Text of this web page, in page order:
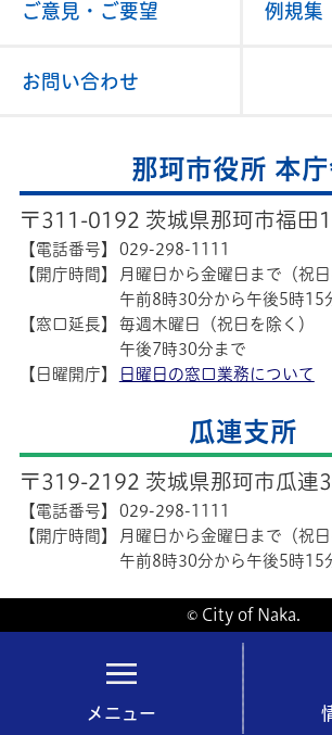
メニュー
ご意見・ご要望 例規集
お問い合わせ
那珂市役所 本
〒311-0192 茨城県那珂市福田
【電話番号】
029-298-1111
【開庁時間】
月曜日から金曜日まで（祝日
午前8時30分から午後5時15
【窓口延長】
毎週木曜日（祝日を除く）
午後7時30分まで
【日曜開庁】
日曜日の窓口業務について
瓜連支所
〒319-2192 茨城県那珂市瓜連
【電話番号】
029-298-1111
【開庁時間】
月曜日から金曜日まで（祝日
午前8時30分から午後5時15
© City of Naka.